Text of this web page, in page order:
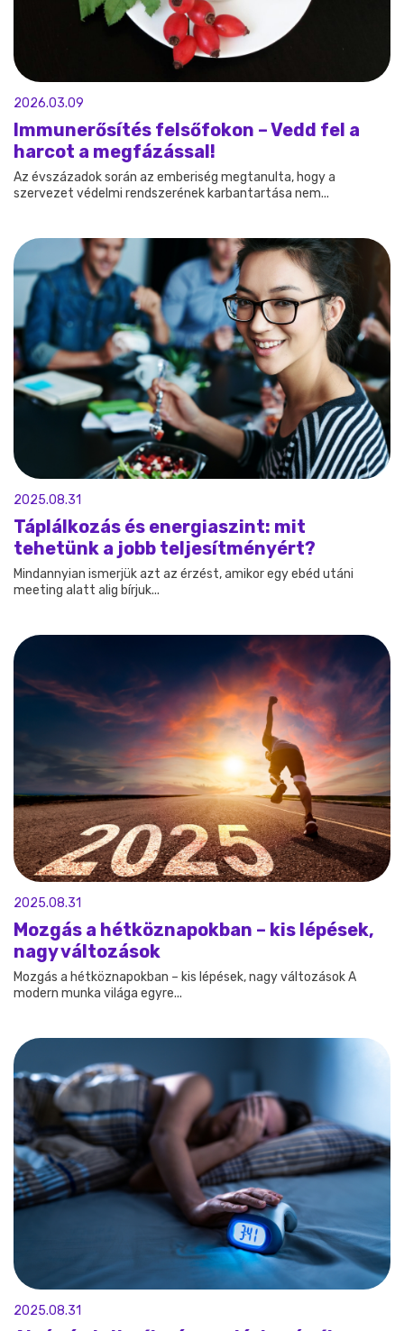
2026.03.09
Immunerősítés felsőfokon – Vedd fel a
harcot a megfázással!
Az évszázadok során az emberiség megtanulta, hogy a
szervezet védelmi rendszerének karbantartása nem...
2025.08.31
Táplálkozás és energiaszint: mit
tehetünk a jobb teljesítményért?
Mindannyian ismerjük azt az érzést, amikor egy ebéd utáni
meeting alatt alig bírjuk...
2025.08.31
Mozgás a hétköznapokban – kis lépések,
nagy változások
Mozgás a hétköznapokban – kis lépések, nagy változások A
modern munka világa egyre...
2025.08.31